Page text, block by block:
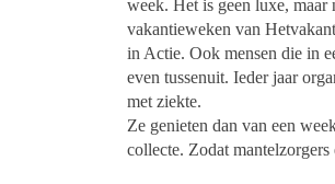
week. Het is geen luxe, maar
vakantieweken van
in Actie. Ook mensen die in
even tussenuit. Ieder jaar
met ziekte.
Ze genieten dan van een
collecte. Zodat